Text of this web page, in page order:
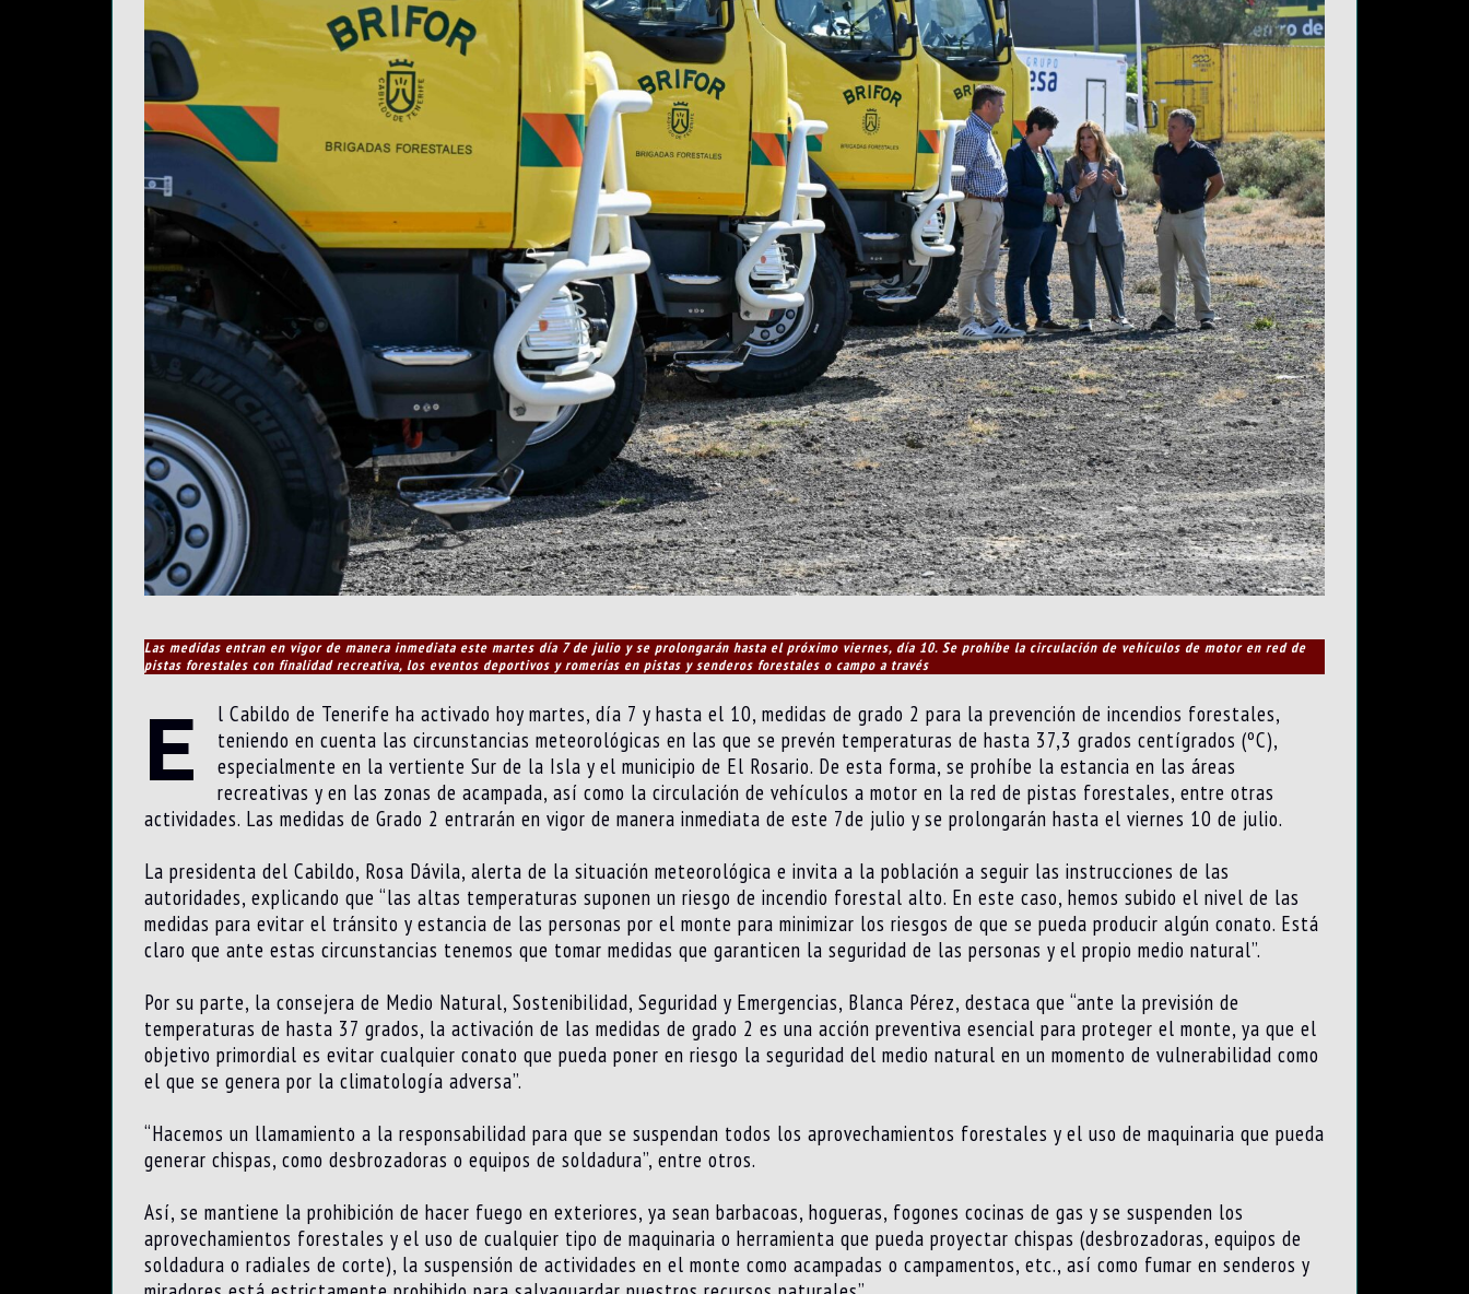
Las medidas entran en vigor de manera inmediata este martes día 7 de julio y se prolongarán hasta el próximo viernes, día 10. Se prohíbe la circulación de vehículos de motor en red de
pistas forestales con finalidad recreativa, los eventos deportivos y romerías en pistas y senderos forestales o campo a través
E
l Cabildo de Tenerife ha activado hoy martes, día 7 y hasta el 10, medidas de grado 2 para la prevención de incendios forestales,
teniendo en cuenta las circunstancias meteorológicas en las que se prevén temperaturas de hasta 37,3 grados centígrados (ºC),
especialmente en la vertiente Sur de la Isla y el municipio de El Rosario. De esta forma, se prohíbe la estancia en las áreas
recreativas y en las zonas de acampada, así como la circulación de vehículos a motor en la red de pistas forestales, entre otras
actividades. Las medidas de Grado 2 entrarán en vigor de manera inmediata de este 7de julio y se prolongarán hasta el viernes 10 de julio.
La presidenta del Cabildo, Rosa Dávila, alerta de la situación meteorológica e invita a la población a seguir las instrucciones de las
autoridades, explicando que “las altas temperaturas suponen un riesgo de incendio forestal alto. En este caso, hemos subido el nivel de las
medidas para evitar el tránsito y estancia de las personas por el monte para minimizar los riesgos de que se pueda producir algún conato. Está
claro que ante estas circunstancias tenemos que tomar medidas que garanticen la seguridad de las personas y el propio medio natural”.
Por su parte, la consejera de Medio Natural, Sostenibilidad, Seguridad y Emergencias, Blanca Pérez, destaca que “ante la previsión de
temperaturas de hasta 37 grados, la activación de las medidas de grado 2 es una acción preventiva esencial para proteger el monte, ya que el
objetivo primordial es evitar cualquier conato que pueda poner en riesgo la seguridad del medio natural en un momento de vulnerabilidad como
el que se genera por la climatología adversa”.
“Hacemos un llamamiento a la responsabilidad para que se suspendan todos los aprovechamientos forestales y el uso de maquinaria que pueda
generar chispas, como desbrozadoras o equipos de soldadura”, entre otros.
Así, se mantiene la prohibición de hacer fuego en exteriores, ya sean barbacoas, hogueras, fogones cocinas de gas y se suspenden los
aprovechamientos forestales y el uso de cualquier tipo de maquinaria o herramienta que pueda proyectar chispas (desbrozadoras, equipos de
soldadura o radiales de corte), la suspensión de actividades en el monte como acampadas o campamentos, etc., así como fumar en senderos y